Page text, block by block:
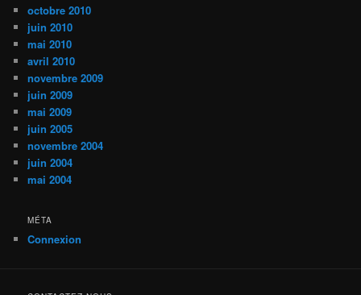
octobre 2010
juin 2010
mai 2010
avril 2010
novembre 2009
juin 2009
mai 2009
juin 2005
novembre 2004
juin 2004
mai 2004
MÉTA
Connexion